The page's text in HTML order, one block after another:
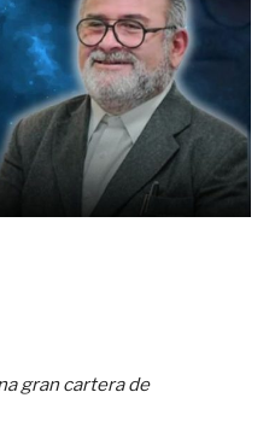
gran cartera de